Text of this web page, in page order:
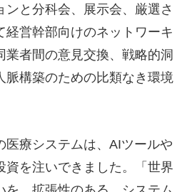
ンと分科会、展示会、厳選さ
経営幹部向けのネットワーキ
業者間の意見交換、戦略的洞
脈構築のための比類なき環境
医療システムは、AIツールや
資を注いできました。「世界